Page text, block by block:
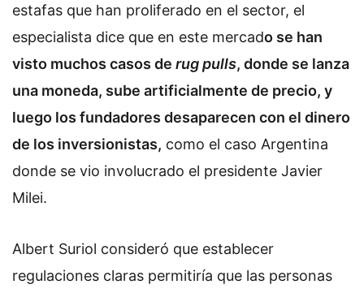
estafas que han proliferado en el sector, el
especialista dice que en este mercado se han
visto muchos casos de rug pulls, donde se lanza
una moneda, sube artificialmente de precio, y
luego los fundadores desaparecen con el dinero
de los inversionistas, como el caso Argentina
donde se vio involucrado el presidente Javier
Milei.
Albert Suriol consideró que establecer
regulaciones claras permitiría que las personas